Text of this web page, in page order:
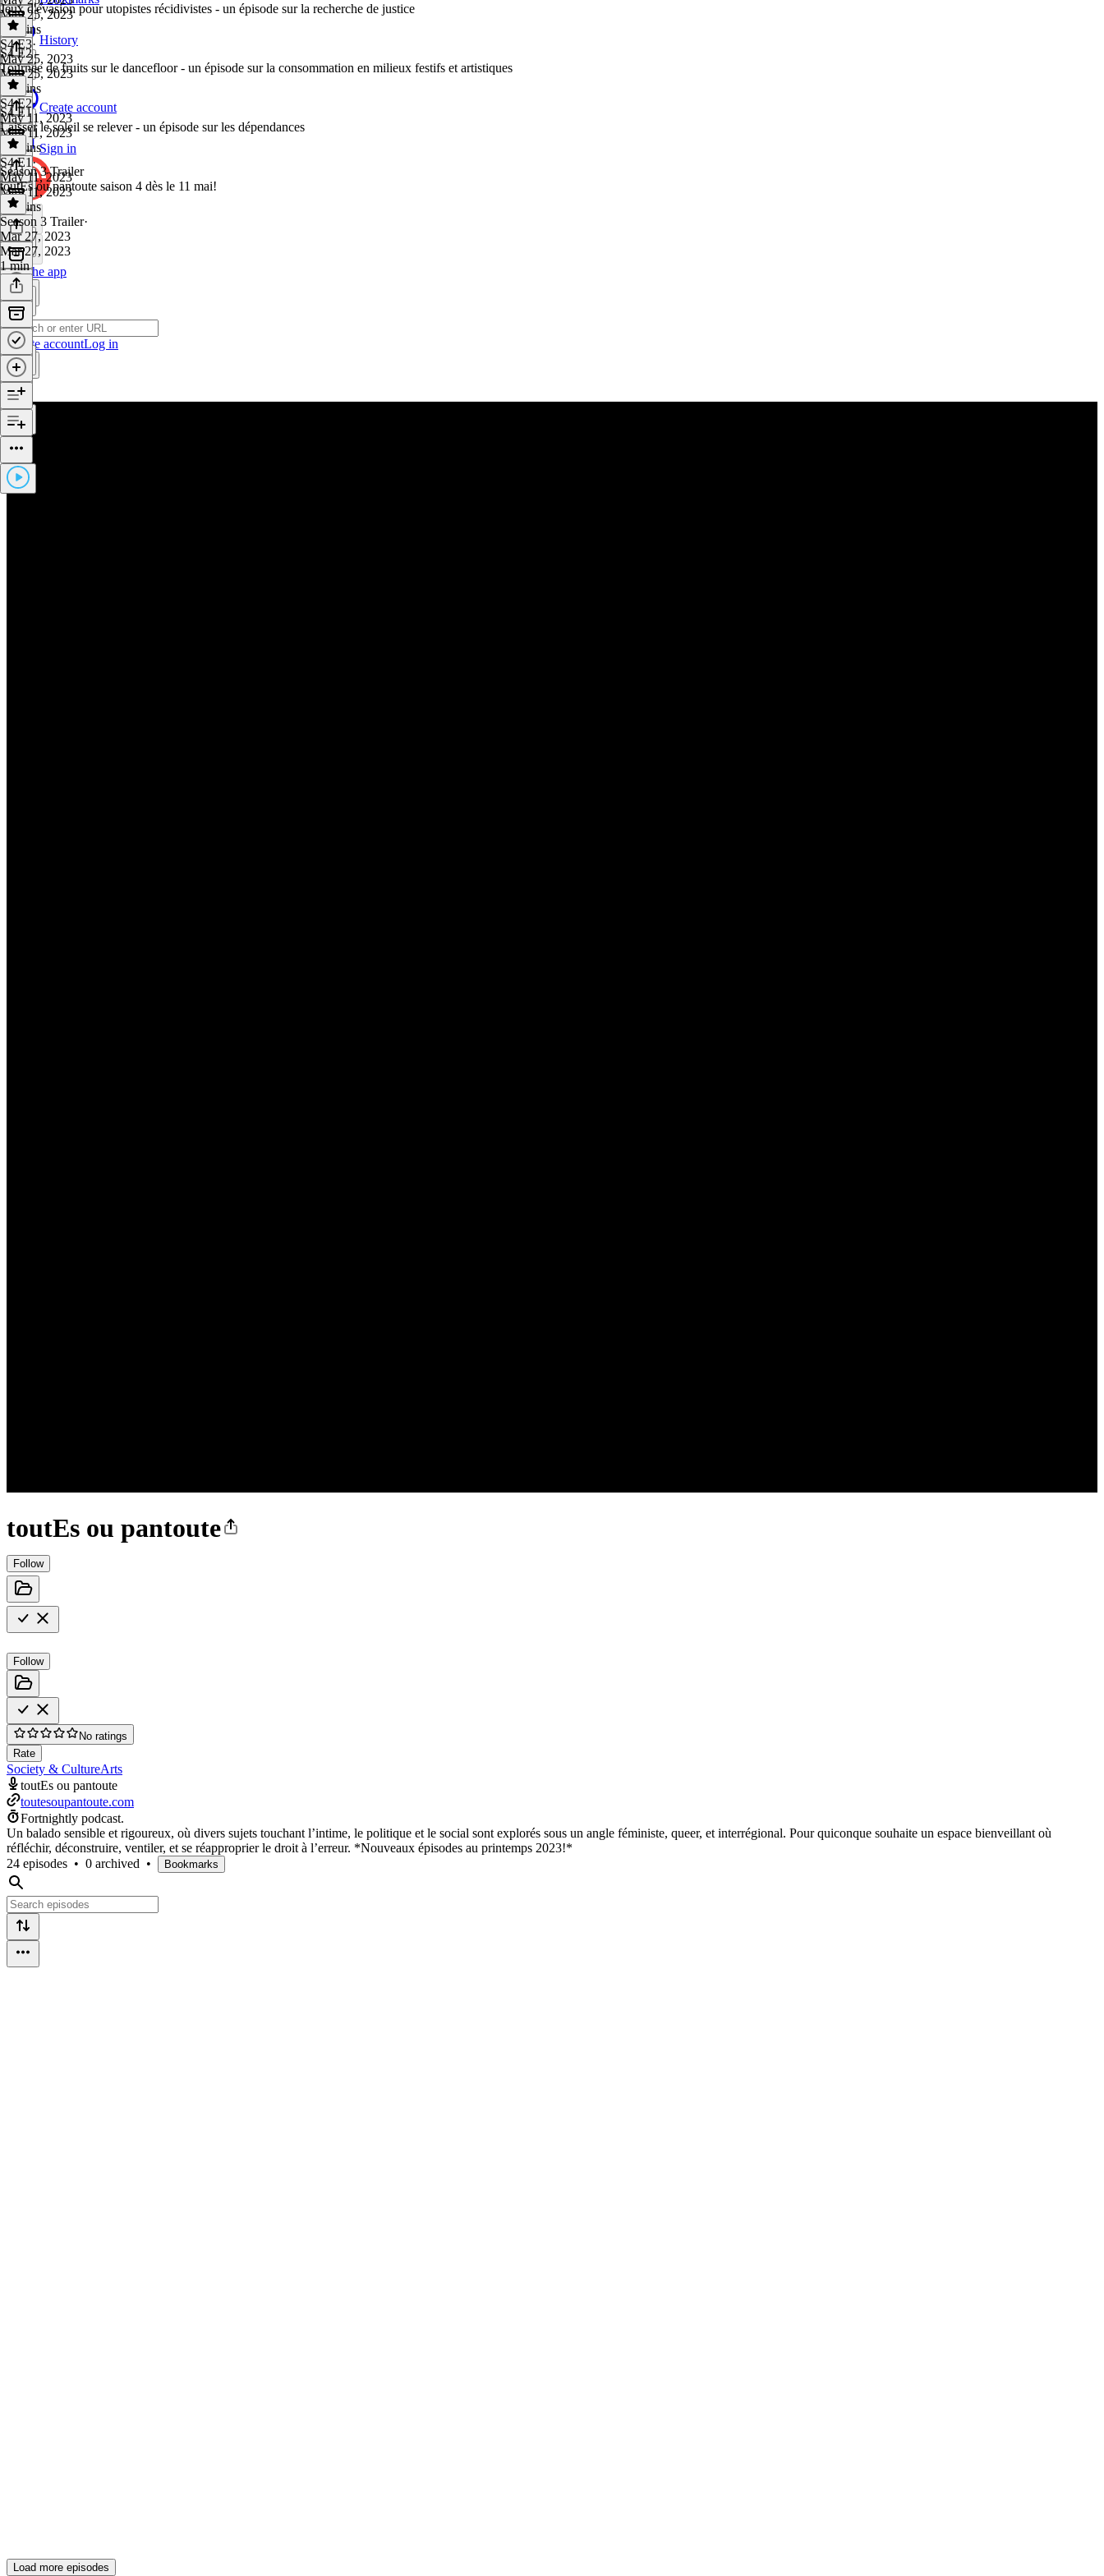
History
Create account
Sign in
Get the app
Create accountLog in
toutEs ou pantoute
Follow
Follow
No ratings
Rate
Society & CultureArts
toutEs ou pantoute
toutesoupantoute.com
Fortnightly podcast.
Un balado sensible et rigoureux, où divers sujets touchant l’intime, le politique et le social sont explorés sous un angle féministe, queer, et interrégional. Pour quiconque souhaite un espace bienveillant où
réfléchir, déconstruire, ventiler, et se réapproprier le droit à l’erreur. *Nouveaux épisodes au printemps 2023!*
24 episodes • 0 archived • Bookmarks
May 25, 2023
53 mins
Jeux d'évasion pour utopistes récidivistes - un épisode sur la recherche de justice
S4 E3·
May 25, 2023
May 25, 2023
54 mins
S4 E2
Tournée de fruits sur le dancefloor - un épisode sur la consommation en milieux festifs et artistiques
S4 E2·
May 11, 2023
May 11, 2023
49 mins
S4 E1
Laisser le soleil se relever - un épisode sur les dépendances
S4 E1 ·
May 11, 2023
May 11, 2023
53 mins
Season 3 Trailer
toutEs ou pantoute saison 4 dès le 11 mai!
Season 3 Trailer·
Mar 27, 2023
Mar 27, 2023
1 min
Load more episodes